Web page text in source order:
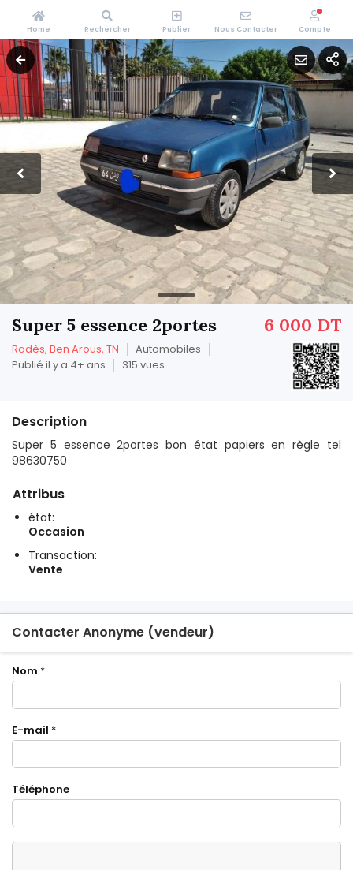
6 000 DT
Super 5 essence 2portes
Radès, Ben Arous, TN
Automobiles
Publié il y a 4+ ans
315 vues
Description
Super 5 essence 2portes bon état papiers en règle tel
98630750
Attribus
état:
Occasion
Transaction:
Vente
Contacter Anonyme (vendeur)
Nom *
E-mail *
Téléphone
Home Rechercher Publier Nous Contacter Compte